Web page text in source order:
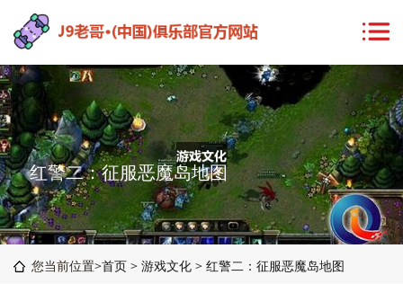
红警二：征服恶魔岛地图
您当前位置>首页 > 游戏文化 > 红警二：征服恶魔岛地图